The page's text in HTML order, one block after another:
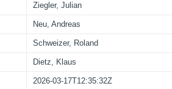
Ziegler, Julian
Neu, Andreas
Schweizer, Roland
Dietz, Klaus
2026-03-17T12:35:32Z